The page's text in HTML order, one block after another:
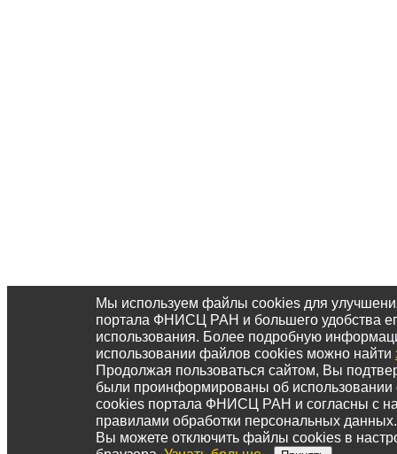
Мы используем файлы cookies для
портала ФНИСЦ РАН и большего удобства
использования. Более подробную
использовании файлов cookies можно найти
Продолжая пользоваться сайтом, Вы
были проинформированы об
cookies портала ФНИСЦ РАН и согласны с
правилами обработки персональных данных.
Вы можете отключить файлы cookies в